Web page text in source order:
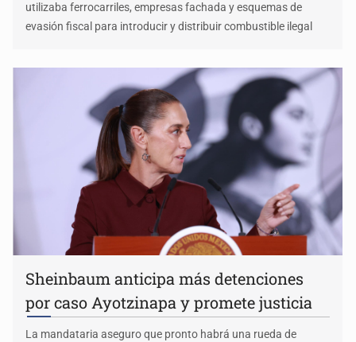
utilizaba ferrocarriles, empresas fachada y esquemas de
evasión fiscal para introducir y distribuir combustible ilegal
Sheinbaum anticipa más detenciones
por caso Ayotzinapa y promete justicia
La mandataria aseguro que pronto habrá una rueda de